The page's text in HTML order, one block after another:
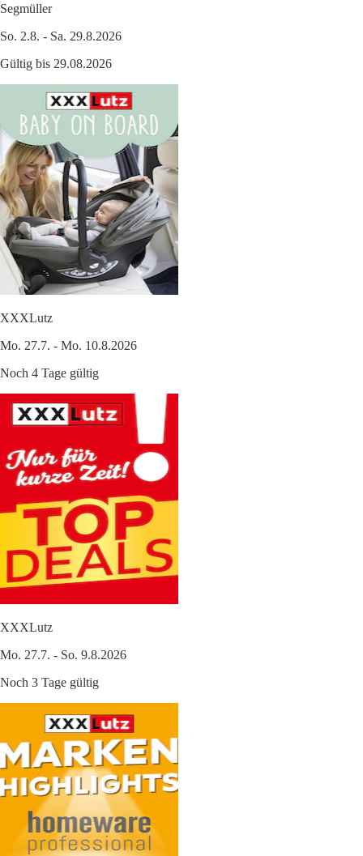
Segmüller
So. 2.8. - Sa. 29.8.2026
Gültig bis 29.08.2026
XXXLutz
Mo. 27.7. - Mo. 10.8.2026
Noch 4 Tage gültig
XXXLutz
Mo. 27.7. - So. 9.8.2026
Noch 3 Tage gültig